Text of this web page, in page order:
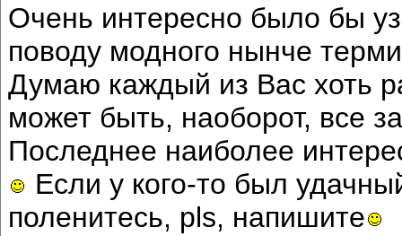
Очень интересно было бы
поводу модного нынче
Думаю каждый из Вас хоть
может быть, наоборот, все
Последнее наиболее
Если у кого-то был
поленитесь, pls, напишите